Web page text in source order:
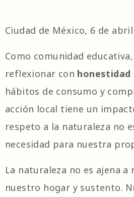
Ciudad de México, 6 de abril
Como comunidad
reflexionar con honestidad
hábitos de consumo y
acción local tiene un
respeto a la naturaleza no
necesidad para nuestra
La naturaleza no es ajena a
nuestro hogar y sustento.